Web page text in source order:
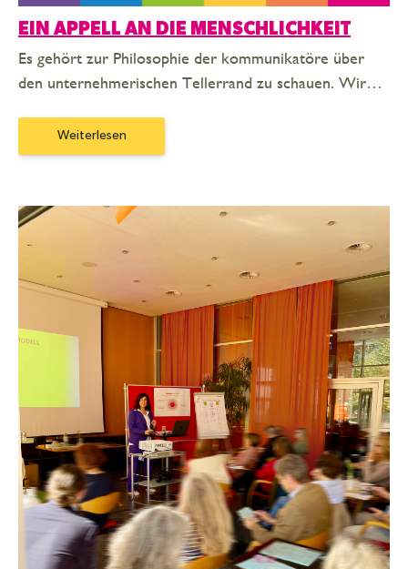
EIN APPELL AN DIE MENSCHLICHKEIT
Es gehört zur Philosophie der kommunikatöre über
den unternehmerischen Tellerrand zu schauen. Wir…
Weiterlesen